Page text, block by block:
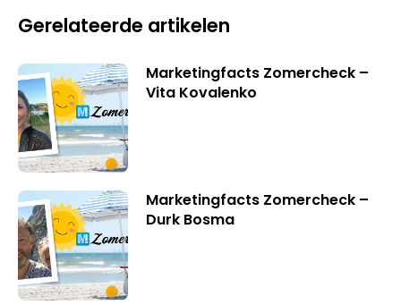
Gerelateerde artikelen
Marketingfacts Zomercheck –
Vita Kovalenko
Marketingfacts Zomercheck –
Durk Bosma